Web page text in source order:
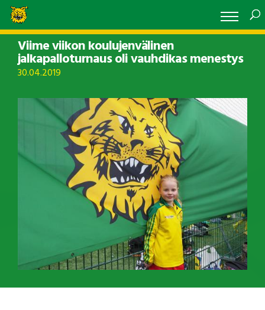
Viime viikon koulujenvälinen
jalkapalloturnaus oli vauhdikas menestys
30.04.2019